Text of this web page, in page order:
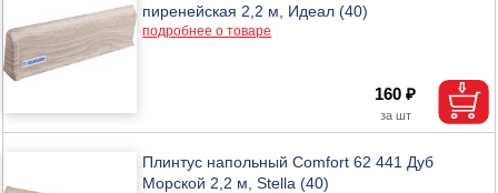
пиренейская 2,2 м, Идеал (40)
подробнее о товаре
160 ₽
Плинтус напольный Comfort 62 441 Дуб
Морской 2,2 м, Stella (40)